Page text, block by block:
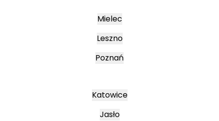
Mielec
Leszno
Poznań
Katowice
Jasło